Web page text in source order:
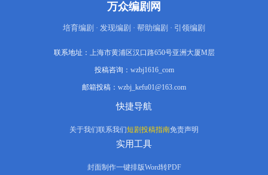
镜子，清晰映照出当下年轻人在物质与理
当代青年在生存压力下的迷茫与坚守。
万众编剧网
培育编剧 · 发现编剧 · 帮助编剧 · 引领编剧
联系地址： 上海市黄浦区汉口路650号亚洲大厦M层
投稿咨询： wzbj1616_com
邮箱投稿： wzbj_kefu01@163.com
快捷导航
关于我们联系我们短剧投稿指南免责声明
实用工具
封面制作一键排版Word转PDF